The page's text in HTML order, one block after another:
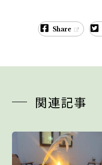
Share
関連記事